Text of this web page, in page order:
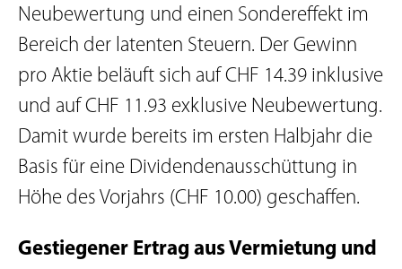
Neubewertung und einen Sondereffekt im
Bereich der latenten Steuern. Der Gewinn
pro Aktie beläuft sich auf CHF 14.39 inklusive
und auf CHF 11.93 exklusive Neubewertung.
Damit wurde bereits im ersten Halbjahr die
Basis für eine Dividendenausschüttung in
Höhe des Vorjahrs (CHF 10.00) geschaffen.
Gestiegener Ertrag aus Vermietung und